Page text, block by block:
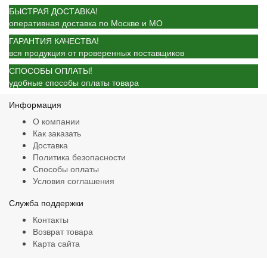
БЫСТРАЯ ДОСТАВКА!
оперативная доставка по Москве и МО
ГАРАНТИЯ КАЧЕСТВА!
вся продукция от проверенных поставщиков
СПОСОБЫ ОПЛАТЫ!
удобные способы оплаты товара
Информация
О компании
Как заказать
Доставка
Политика безопасности
Способы оплаты
Условия соглашения
Служба поддержки
Контакты
Возврат товара
Карта сайта